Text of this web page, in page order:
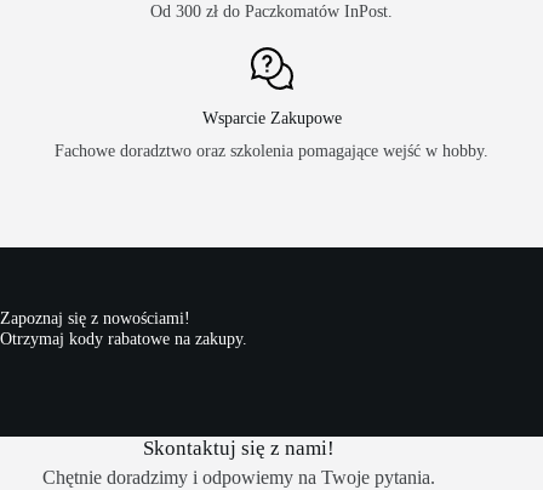
Od 300 zł do Paczkomatów InPost.
Wsparcie Zakupowe
Fachowe doradztwo oraz szkolenia pomagające wejść w hobby.
Zapoznaj się z nowościami!
Otrzymaj kody rabatowe na zakupy.
Skontaktuj się z nami!
Chętnie doradzimy i odpowiemy na Twoje pytania.